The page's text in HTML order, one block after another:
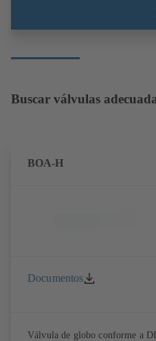
clase de eficiencia IE4/IE5 y
Buscar válvulas
BOA-H
Documentos
Válvula de globo conforme a